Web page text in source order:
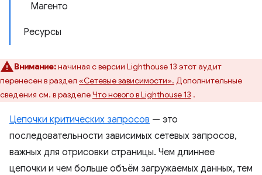
Магенто
Ресурсы
Внимание:начиная с версии Lighthouse 13 этот аудит
перенесен в раздел «Сетевые зависимости». Дополнительные
сведения см. в разделеЧто нового в Lighthouse 13 .
Цепочки критических запросов — это
последовательности зависимых сетевых запросов,
важных для отрисовки страницы. Чем длиннее
цепочки и чем больше объём загружаемых данных, тем